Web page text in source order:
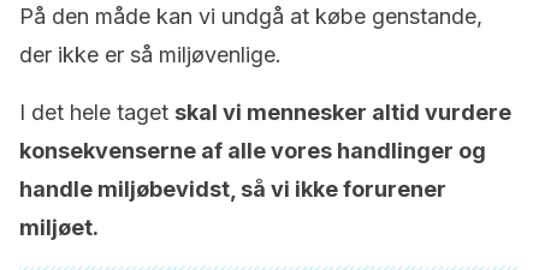
På den måde kan vi undgå at købe genstande,
der ikke er så miljøvenlige.
I det hele taget skal vi mennesker altid vurdere
konsekvenserne af alle vores handlinger og
handle miljøbevidst, så vi ikke forurener
miljøet.